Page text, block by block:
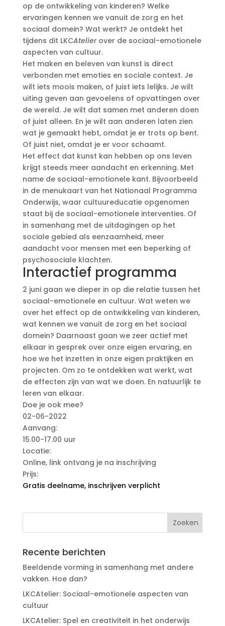
op de ontwikkeling van kinderen? Welke
ervaringen kennen we vanuit de zorg en het
sociaal domein? Wat werkt? Je ontdekt het
tijdens dit LKCAtelierover de sociaal-emotionele
aspecten van cultuur.
Het maken en beleven van kunst is direct
verbonden met emoties en sociale context. Je
wilt iets moois maken, of juist iets lelijks. Je wilt
uiting geven aan gevoelens of opvattingen over
de wereld. Je wilt dat samen met anderen doen
of juist alleen. En je wilt aan anderen laten zien
wat je gemaakt hebt, omdat je er trots op bent.
Of juist niet, omdat je er voor schaamt.
Het effect dat kunst kan hebben op ons leven
krijgt steeds meer aandacht en erkenning. Met
name de sociaal-emotionele kant. Bijvoorbeeld
in de menukaart van het Nationaal Programma
Onderwijs, waar cultuureducatie opgenomen
staat bij de sociaal-emotionele interventies. Of
in samenhang met de uitdagingen op het
sociale gebied als eenzaamheid, meer
aandacht voor mensen met een beperking of
psychosociale klachten.
Interactief programma
2 juni gaan we dieper in op die relatie tussen het
sociaal-emotionele en cultuur. Wat weten we
over het effect op de ontwikkeling van kinderen,
wat kennen we vanuit de zorg en het sociaal
domein? Daarnaast gaan we zeer actief met
elkaar in gesprek over onze eigen ervaring, en
hoe we het inzetten in onze eigen praktijken en
projecten. Om zo te ontdekken wat werkt, wat
de effecten zijn van wat we doen. En natuurlijk te
leren van elkaar.
Doe je ook mee?
02-06-2022
Aanvang:
15.00-17.00 uur
Locatie:
Online, link ontvang je na inschrijving
Prijs:
Gratis deelname, inschrijven verplicht
Recente berichten
Beeldende vorming in samenhang met andere
vakken. Hoe dan?
LKCAtelier: Sociaal-emotionele aspecten van
cultuur
LKCAtelier: Spel en creativiteit in het onderwijs